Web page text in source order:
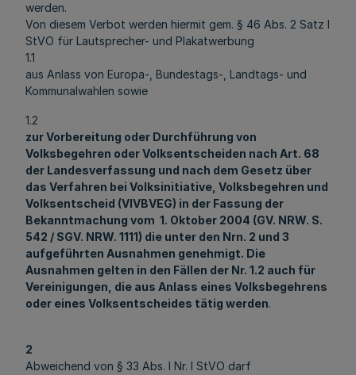
werden.
Von diesem Verbot werden hiermit gem. § 46 Abs. 2 Satz l
StVO für Lautsprecher- und Plakatwerbung
1.1
aus Anlass von Europa-, Bundestags-, Landtags- und
Kommunalwahlen sowie
1.2
zur Vorbereitung oder Durchführung von
Volksbegehren oder Volksentscheiden nach Art. 68
der Landesverfassung und nach dem Gesetz über
das Verfahren bei Volksinitiative, Volksbegehren und
Volksentscheid (VIVBVEG) in der Fassung der
Bekanntmachung vom 1. Oktober 2004 (GV. NRW. S.
542 / SGV. NRW. 1111) die unter den Nrn. 2 und 3
aufgeführten Ausnahmen genehmigt. Die
Ausnahmen gelten in den Fällen der Nr. 1.2 auch für
Vereinigungen, die aus Anlass eines Volksbegehrens
oder eines Volksentscheides tätig werden.
2
Abweichend von § 33 Abs. l Nr. l StVO darf